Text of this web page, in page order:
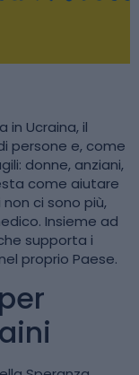
in Ucraina, il
persone e, come
donne, anziani,
come aiutare
ci sono più,
Insieme ad
supporta i
proprio Paese.